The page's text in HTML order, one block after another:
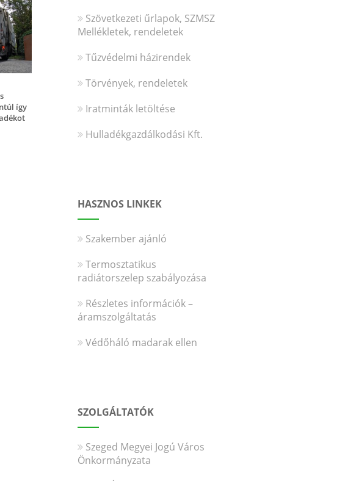
így
Szövetkezeti űrlapok, SZMSZ
Mellékletek, rendeletek
Tűzvédelmi házirendek
Törvények, rendeletek
Iratminták letöltése
Hulladékgazdálkodási Kft.
HASZNOS LINKEK
Szakember ajánló
Termosztatikus
radiátorszelep szabályozása
Részletes információk –
áramszolgáltatás
Védőháló madarak ellen
SZOLGÁLTATÓK
Szeged Megyei Jogú Város
Önkormányzata